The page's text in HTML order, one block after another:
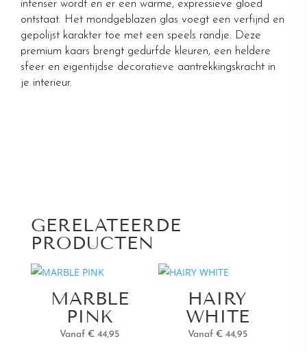
intenser wordt en er een warme, expressieve gloed
ontstaat. Het mondgeblazen glas voegt een verfijnd en
gepolijst karakter toe met een speels randje. Deze
premium kaars brengt gedurfde kleuren, een heldere
sfeer en eigentijdse decoratieve aantrekkingskracht in
je interieur.
GERELATEERDE
PRODUCTEN
MARBLE
PINK
Vanaf € 44,95
HAIRY
WHITE
Vanaf € 44,95